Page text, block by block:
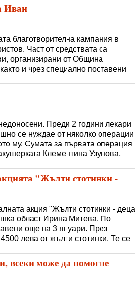
Иван
благотворителна кампания в
Част от средствата са
организирани от Община
и чрез специално поставени
гимназия „Акад. Людмил
Голяма час
Преди 2 години лекари
се нуждае от няколко операции
му. Сумата за първата операция
Клементина Узунова,
за да помогне на малкия
"Жълти стотинки -
акция "Жълти стотинки - деца
област Ирина Митева. По
още на 3 януари. През
лева от жълти стотинки. Те се
библиотеки, читалища и на
са �
всеки може да помогне